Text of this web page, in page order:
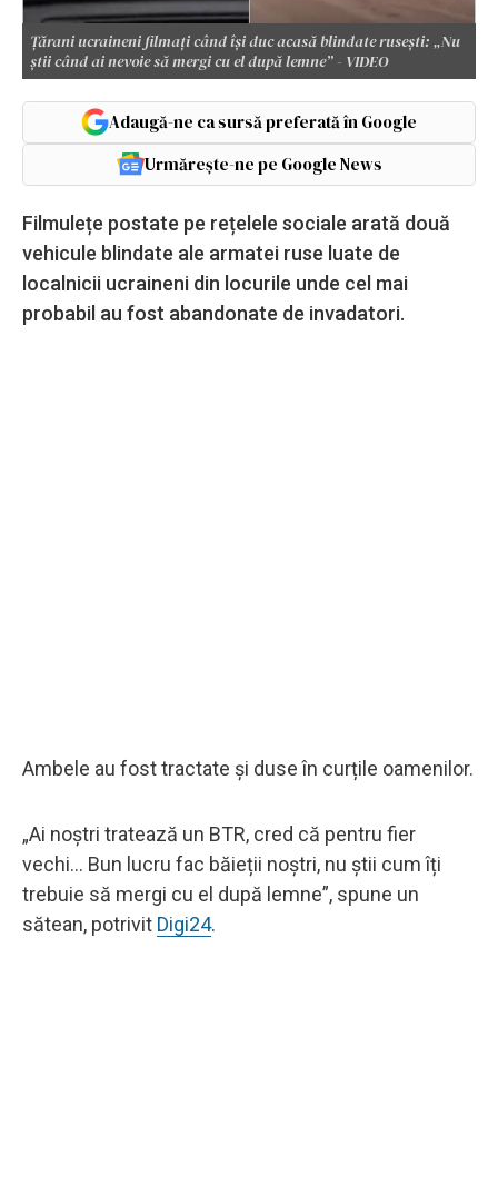
Țărani ucraineni filmați când își duc acasă blindate rusești: „Nu
știi când ai nevoie să mergi cu el după lemne” - VIDEO
Adaugă-ne ca sursă preferată în Google
Urmărește-ne pe Google News
Filmulețe postate pe rețelele sociale arată două
vehicule blindate ale armatei ruse luate de
localnicii ucraineni din locurile unde cel mai
probabil au fost abandonate de invadatori.
Ambele au fost tractate și duse în curțile oamenilor.
„Ai noștri tratează un BTR, cred că pentru fier
vechi... Bun lucru fac băieții noștri, nu știi cum îți
trebuie să mergi cu el după lemne”, spune un
sătean, potrivit Digi24.